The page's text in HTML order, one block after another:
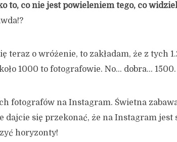
to, co nie jest powieleniem tego, co
teraz o wróżenie, to zakładam, że z tych
1000 to fotografowie. No… dobra… 1500.
fotografów na Instagram. Świetna
dajcie się przekonać, że na Instagram jest
horyzonty!